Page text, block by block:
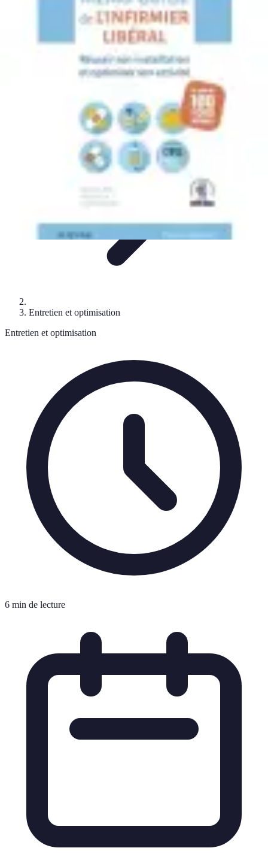
Maintenance Innovations en irrigationInstallation et
Entretien et Maintenance
Système Irrigation
Entretien et optimisation
Entretien et optimisation
6 min de lecture